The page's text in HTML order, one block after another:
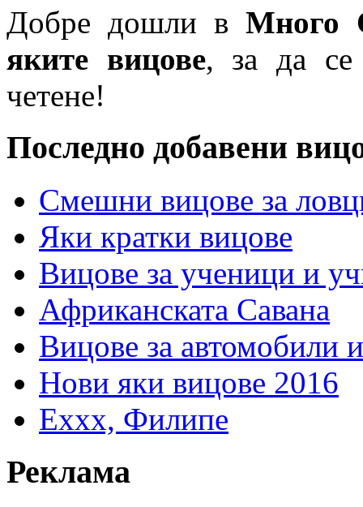
Добре дошли в Много
яките вицове, за да се
четене!
Последно добавени
Смешни вицове за
Яки кратки вицове
Вицове за ученици и
Африканската Савана
Вицове за автомобили
Нови яки вицове 2016
Еххх, Филипе
Реклама